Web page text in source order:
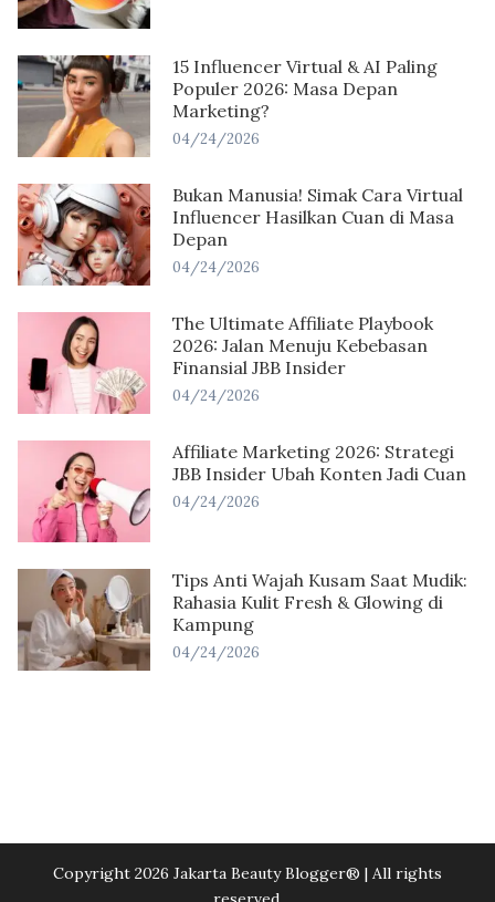
15 Influencer Virtual & AI Paling
Populer 2026: Masa Depan
Marketing?
04/24/2026
Bukan Manusia! Simak Cara Virtual
Influencer Hasilkan Cuan di Masa
Depan
04/24/2026
The Ultimate Affiliate Playbook
2026: Jalan Menuju Kebebasan
Finansial JBB Insider
04/24/2026
Affiliate Marketing 2026: Strategi
JBB Insider Ubah Konten Jadi Cuan
04/24/2026
Tips Anti Wajah Kusam Saat Mudik:
Rahasia Kulit Fresh & Glowing di
Kampung
04/24/2026
Copyright 2026 Jakarta Beauty Blogger®️ | All rights